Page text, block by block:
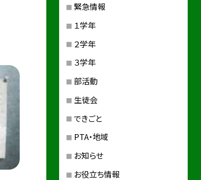
緊急情報
１学年
２学年
３学年
部活動
生徒会
できごと
PTA・地域
お知らせ
お役立ち情報